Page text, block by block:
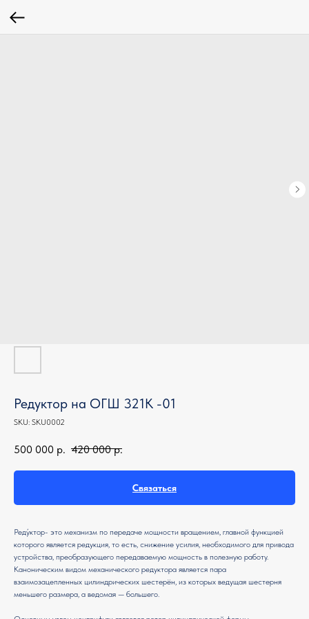
Редуктор на ОГШ 321К -01
SKU: SKU0002
500 000 р. 420 000 р.
Связаться
Реду́ктор- это механизм по передаче мощности вращением, главной функцией
которого является редукция, то есть, снижение усилия, необходимого для привода
устройства, преобразующего передаваемую мощность в полезную работу.
Каноническим видом механического редуктора является пара
взаимозацепленных цилиндрических шестерён, из которых ведущая шестерня
меньшего размера, а ведомая — большего.